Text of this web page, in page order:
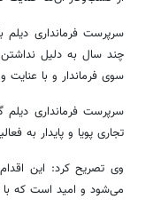
سرپرست فرمانداری
چند سال به دلیل
سوی فرماندار و با
سرپرست فرمانداری دیلم
تجاری پویا و پایدار به
وی تصریح کرد: این
می‌شود و امید است که با